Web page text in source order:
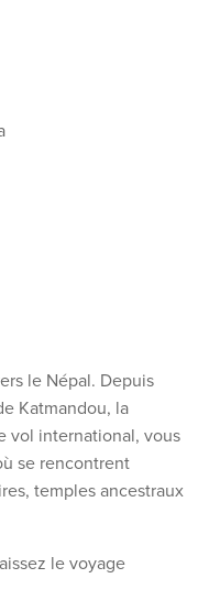
le Népal. Depuis
Katmandou, la
vol international, vous
se rencontrent
temples ancestraux
le voyage